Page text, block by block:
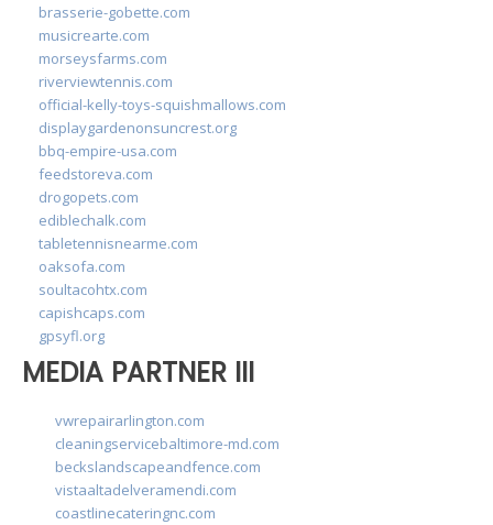
brasserie-gobette.com
musicrearte.com
morseysfarms.com
riverviewtennis.com
official-kelly-toys-squishmallows.com
displaygardenonsuncrest.org
bbq-empire-usa.com
feedstoreva.com
drogopets.com
ediblechalk.com
tabletennisnearme.com
oaksofa.com
soultacohtx.com
capishcaps.com
gpsyfl.org
MEDIA PARTNER III
vwrepairarlington.com
cleaningservicebaltimore-md.com
beckslandscapeandfence.com
vistaaltadelveramendi.com
coastlinecateringnc.com